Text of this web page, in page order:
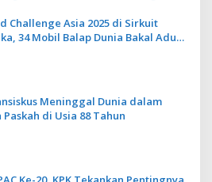
Challenge Asia 2025 di Sirkuit
34 Mobil Balap Dunia Bakal Adu
Meninggal Dunia dalam
Paskah di Usia 88 Tahun